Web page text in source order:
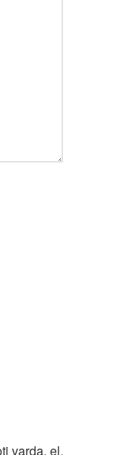
vardą, el.